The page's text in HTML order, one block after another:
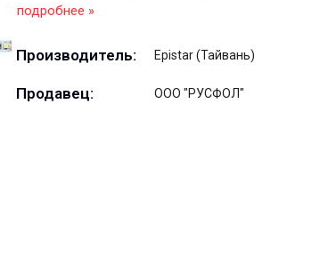
подробнее »
Производитель: Epistar (Тайвань)
Продавец: ООО "РУСФОЛ"